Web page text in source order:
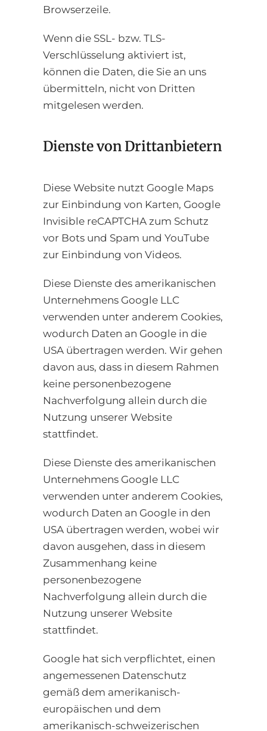
Browserzeile.
Wenn die SSL- bzw. TLS-
Verschlüsselung aktiviert ist,
können die Daten, die Sie an uns
übermitteln, nicht von Dritten
mitgelesen werden.
Dienste von Drittanbietern
Diese Website nutzt Google Maps
zur Einbindung von Karten, Google
Invisible reCAPTCHA zum Schutz
vor Bots und Spam und YouTube
zur Einbindung von Videos.
Diese Dienste des amerikanischen
Unternehmens Google LLC
verwenden unter anderem Cookies,
wodurch Daten an Google in die
USA übertragen werden. Wir gehen
davon aus, dass in diesem Rahmen
keine personenbezogene
Nachverfolgung allein durch die
Nutzung unserer Website
stattfindet.
Diese Dienste des amerikanischen
Unternehmens Google LLC
verwenden unter anderem Cookies,
wodurch Daten an Google in den
USA übertragen werden, wobei wir
davon ausgehen, dass in diesem
Zusammenhang keine
personenbezogene
Nachverfolgung allein durch die
Nutzung unserer Website
stattfindet.
Google hat sich verpflichtet, einen
angemessenen Datenschutz
gemäß dem amerikanisch-
europäischen und dem
amerikanisch-schweizerischen